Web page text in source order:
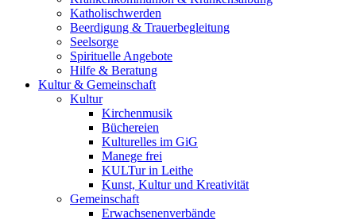
Katholischwerden
Beerdigung & Trauerbegleitung
Seelsorge
Spirituelle Angebote
Hilfe & Beratung
Kultur & Gemeinschaft
Kultur
Kirchenmusik
Büchereien
Kulturelles im GiG
Manege frei
KULTur in Leithe
Kunst, Kultur und Kreativität
Gemeinschaft
Erwachsenenverbände